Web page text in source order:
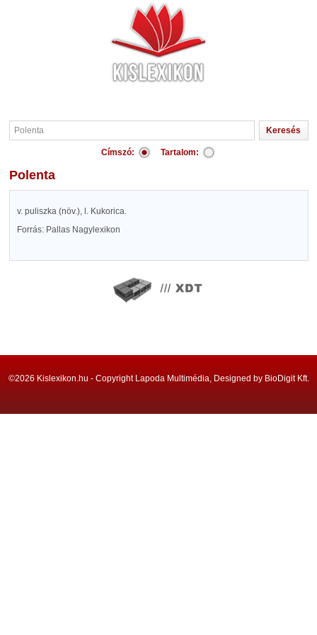
Címszó: Tartalom:
Polenta
v. puliszka (növ.), l. Kukorica.
Forrás: Pallas Nagylexikon
©2026 Kislexikon.hu - Copyright Lapoda Multimédia, Designed by BioDigit Kft.